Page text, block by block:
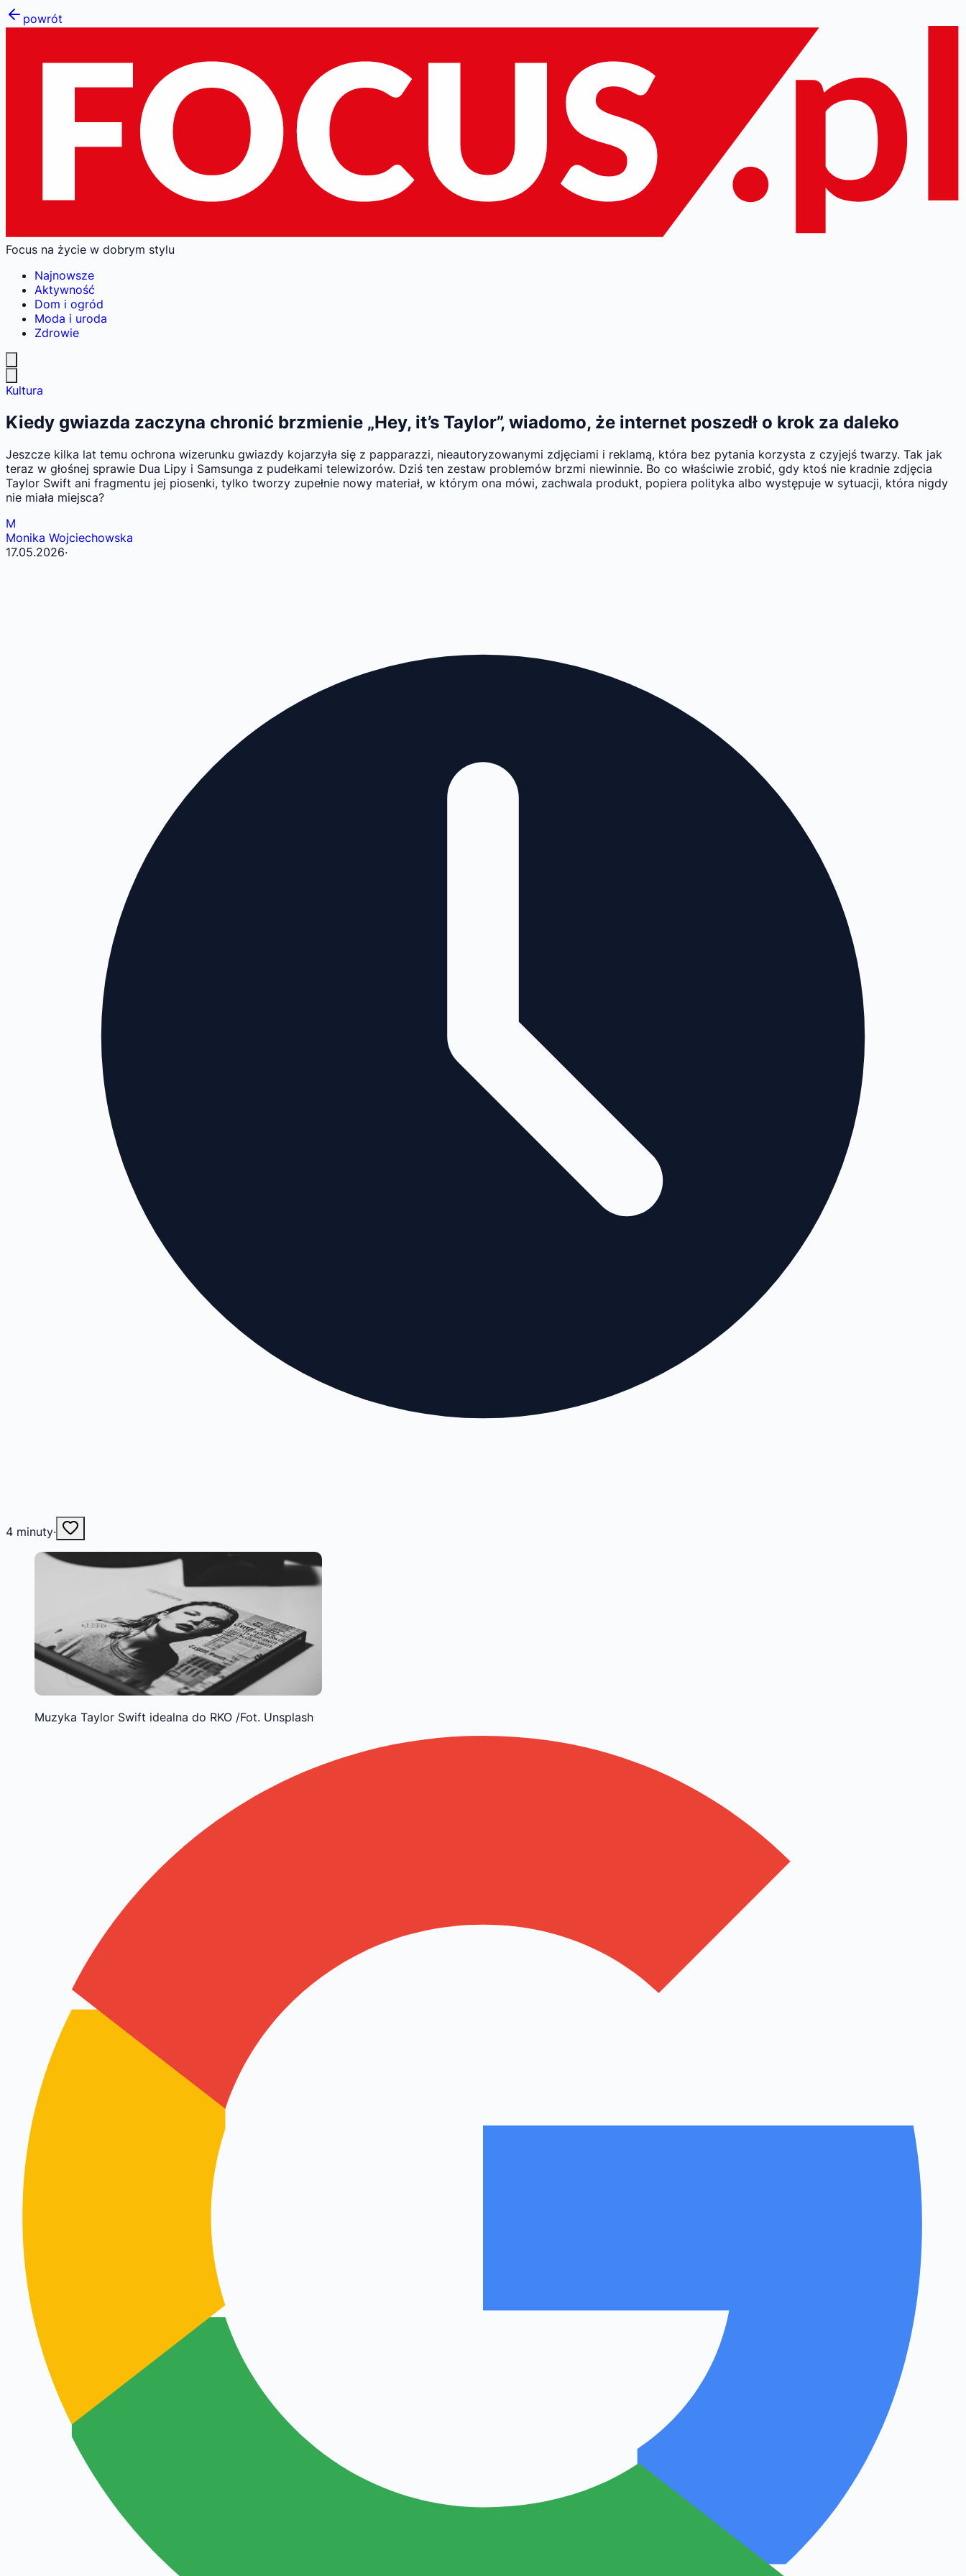
powrót
Focus na życie w dobrym stylu
Najnowsze
Aktywność
Dom i ogród
Moda i uroda
Zdrowie
Kultura
Kiedy gwiazda zaczyna chronić brzmienie „Hey, it’s Taylor”, wiadomo, że internet poszedł o krok za daleko
Jeszcze kilka lat temu ochrona wizerunku gwiazdy kojarzyła się z papparazzi, nieautoryzowanymi zdjęciami i reklamą, która bez pytania korzysta z czyjejś twarzy. Tak jak
teraz w głośnej sprawie Dua Lipy i Samsunga z pudełkami telewizorów. Dziś ten zestaw problemów brzmi niewinnie. Bo co właściwie zrobić, gdy ktoś nie kradnie zdjęcia
Taylor Swift ani fragmentu jej piosenki, tylko tworzy zupełnie nowy materiał, w którym ona mówi, zachwala produkt, popiera polityka albo występuje w sytuacji, która nigdy
nie miała miejsca?
M
Monika Wojciechowska
17.05.2026·
4 minuty·
Muzyka Taylor Swift idealna do RKO /Fot. Unsplash